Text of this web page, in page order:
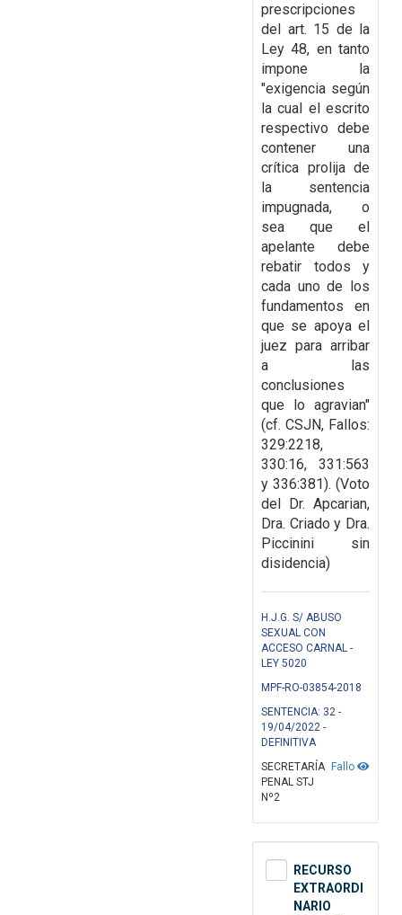
prescripciones
del art. 15 de la
Ley 48, en tanto
impone la
"exigencia según
la cual el escrito
respectivo debe
contener una
crítica prolija de
la sentencia
impugnada, o
sea que el
apelante debe
rebatir todos y
cada uno de los
fundamentos en
que se apoya el
juez para arribar
a las
conclusiones
que lo agravian"
(cf. CSJN, Fallos:
329:2218,
330:16, 331:563
y 336:381). (Voto
del Dr. Apcarian,
Dra. Criado y Dra.
Piccinini sin
disidencia)
H.J.G. S/ ABUSO
SEXUAL CON
ACCESO CARNAL -
LEY 5020
MPF-RO-03854-2018
SENTENCIA: 32 -
19/04/2022 -
DEFINITIVA
Fallo
SECRETARÍA
PENAL STJ
Nº2
RECURSO
EXTRAORDI
NARIO